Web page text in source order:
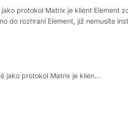
protokol Matrix je klient Element
do rozhraní Element, již nemusíte
jako protokol Matrix je klien...